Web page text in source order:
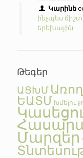
Կարինե
ինչպես ճիշտ
երեխային
Թեգեր
ԱՑԽՄ
ԵԱՏՄ Խմելու
Մարզեր